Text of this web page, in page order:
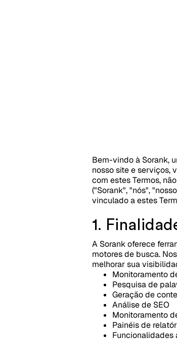
Bem-vindo à Sorank,
nosso site e serviços,
com estes Termos,
("Sorank", "nós",
vinculado a estes
1.
A Sorank oferece
motores de busca.
melhorar sua
Monitoramento
Pesquisa de
Geração de
Análise de SEO
Monitoramento
Painéis de
Funcionalidades